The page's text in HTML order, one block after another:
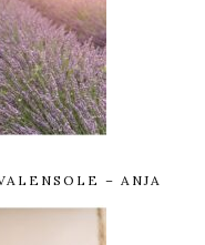
– ANJA